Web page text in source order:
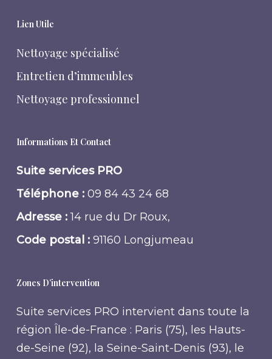
Lien Utile
Nettoyage spécialisé
Entretien d’immeubles
Nettoyage professionnel
Informations Et Contact
Suite services PRO
Téléphone :09 84 43 24 68
Adresse :14 rue du Dr Roux,
Code postal : 91160 Longjumeau
Zones D’intervention
Suite services PRO intervient dans toute la
région Île-de-France : Paris (75), les Hauts-
de-Seine (92), la Seine-Saint-Denis (93), le